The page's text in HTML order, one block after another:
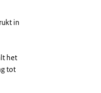
in
het
tot